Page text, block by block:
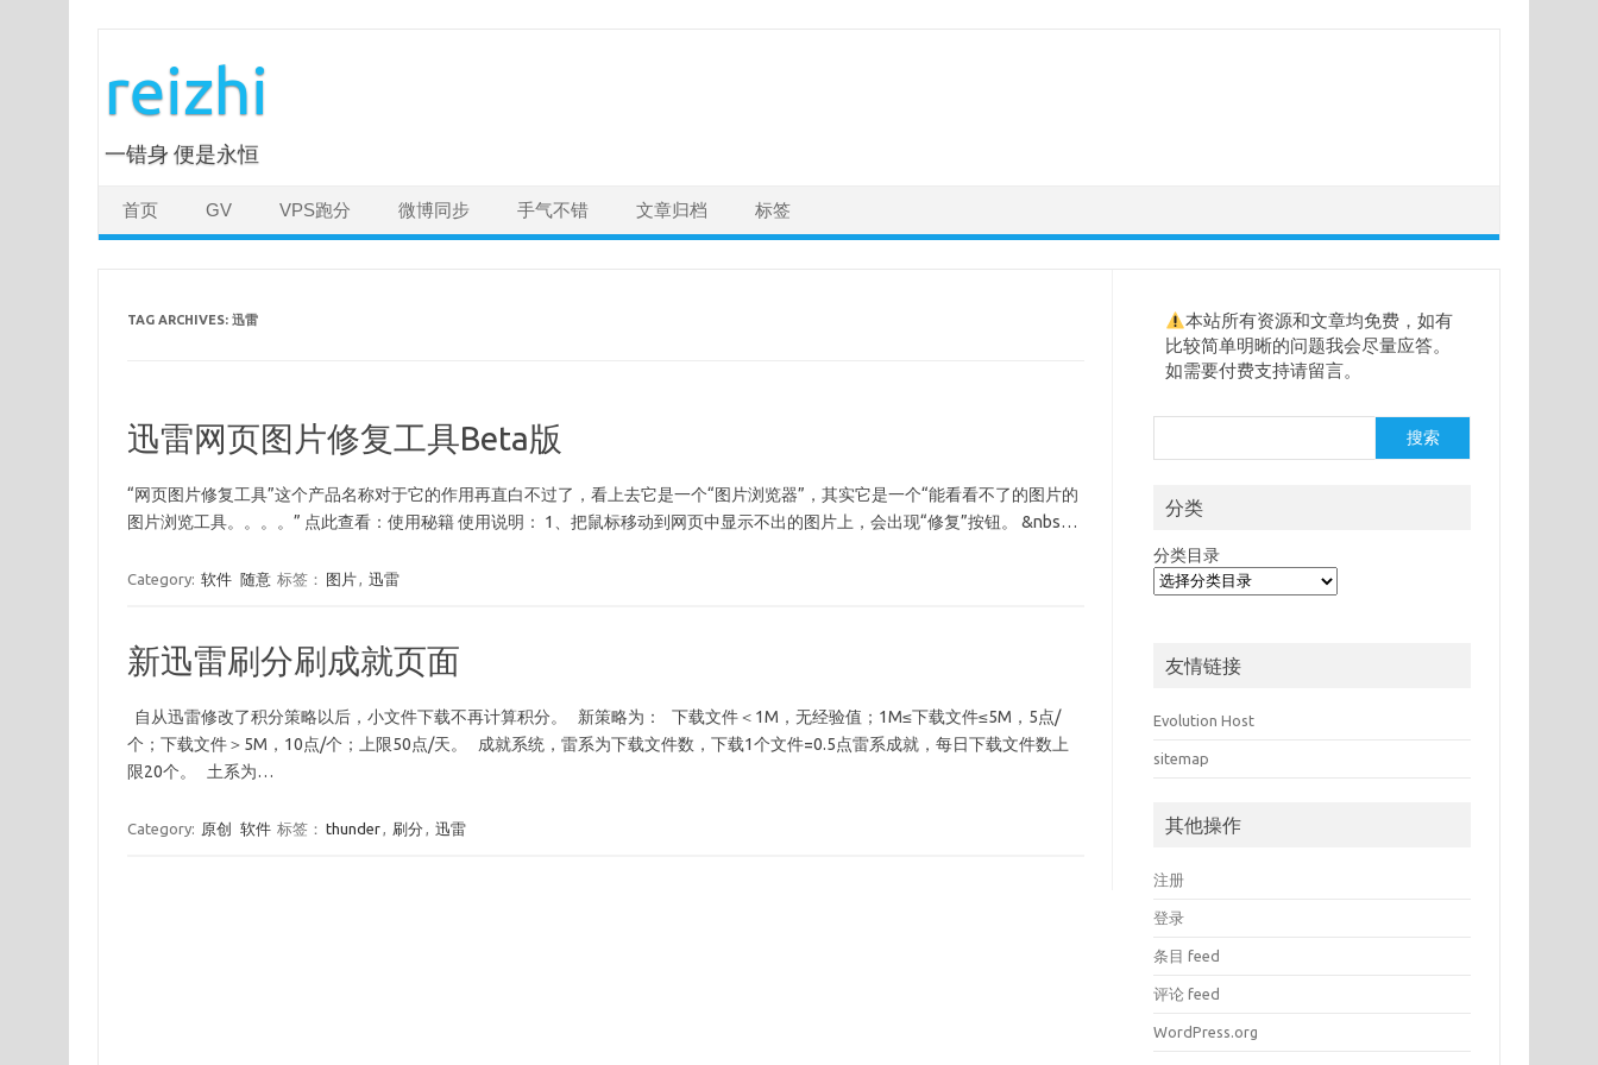
reizhi
一错身 便是永恒
首页 GV VPS跑分 微博同步 手气不错 文章归档 标签
TAG ARCHIVES: 迅雷
迅雷网页图片修复工具Beta版
“网页图片修复工具”这个产品名称对于它的作用再直白不过了，看上去它是一个“图片浏览器”，其实它是一个“能看看不了的图片的
图片浏览工具。。。。” 点此查看：使用秘籍 使用说明： 1、把鼠标移动到网页中显示不出的图片上，会出现“修复”按钮。 &nbs…
Category: 软件 随意 标签： 图片, 迅雷
新迅雷刷分刷成就页面
自从迅雷修改了积分策略以后，小文件下载不再计算积分。 新策略为： 下载文件＜1M，无经验值；1M≤下载文件≤5M，5点/
个；下载文件＞5M，10点/个；上限50点/天。 成就系统，雷系为下载文件数，下载1个文件=0.5点雷系成就，每日下载文件数上
限20个。 土系为…
Category: 原创 软件 标签： thunder, 刷分 , 迅雷
本站所有资源和文章均免费，如有
比较简单明晰的问题我会尽量应答。
如需要付费支持请留言。
索
搜索
分类
分类目录
友情链接
Evolution Host
sitemap
其他操作
注册
登录
条目 feed
评论 feed
WordPress.org